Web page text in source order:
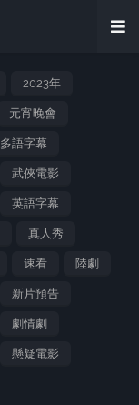
2023年
元宵晚會
多語字幕
武俠電影
英語字幕
真人秀
速看 陸劇
新片預告
劇情劇
懸疑電影